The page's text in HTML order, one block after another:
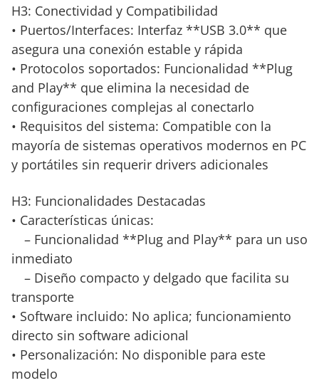
H3: Conectividad y Compatibilidad
• Puertos/Interfaces: Interfaz **USB 3.0** que
asegura una conexión estable y rápida
• Protocolos soportados: Funcionalidad **Plug
and Play** que elimina la necesidad de
configuraciones complejas al conectarlo
• Requisitos del sistema: Compatible con la
mayoría de sistemas operativos modernos en PC
y portátiles sin requerir drivers adicionales
H3: Funcionalidades Destacadas
• Características únicas:
– Funcionalidad **Plug and Play** para un uso
inmediato
– Diseño compacto y delgado que facilita su
transporte
• Software incluido: No aplica; funcionamiento
directo sin software adicional
• Personalización: No disponible para este
modelo